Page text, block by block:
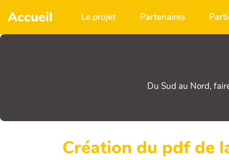
Aller au contenu principal
Accueil Le projet Partenaires
Du Sud au Nord,
Création du pdf de